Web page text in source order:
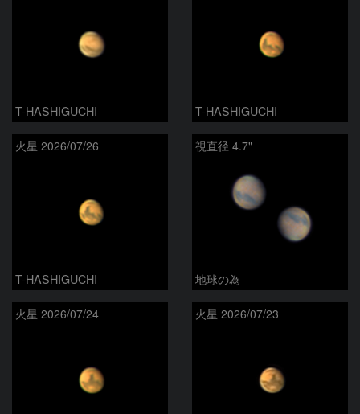
T-HASHIGUCHI T-HASHIGUCHI
火星 2026/07/26
T-HASHIGUCHI
視直径 4.7"
地球の為
火星 2026/07/24 火星 2026/07/23